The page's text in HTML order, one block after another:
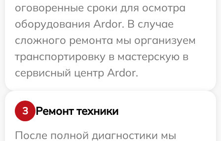
оговоренные сроки для осмотра
оборудования Ardor. В случае
сложного ремонта мы организуем
транспортировку в мастерскую в
сервисный центр Ardor.
3
Ремонт техники
После полной диагностики мы